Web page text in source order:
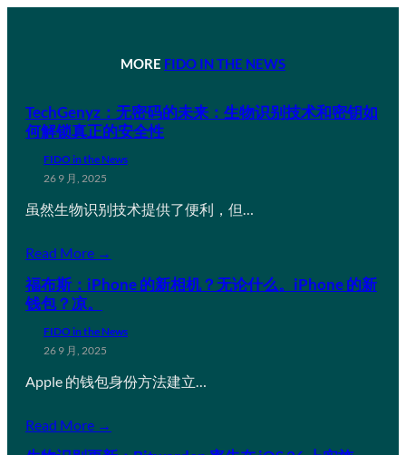
MORE FIDO IN THE NEWS
TechGenyz：无密码的未来：生物识别技术和密钥如
何解锁真正的安全性
FIDO in the News
26 9 月, 2025
虽然生物识别技术提供了便利，但…
Read More →
福布斯：iPhone 的新相机？无论什么。iPhone 的新
钱包？凉。
FIDO in the News
26 9 月, 2025
Apple 的钱包身份方法建立…
Read More →